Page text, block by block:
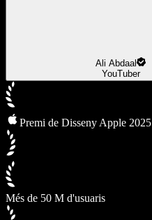
Ali Abdaal
YouTuber
Premi de Disseny Apple 2025
Més de 50 M d'usuaris